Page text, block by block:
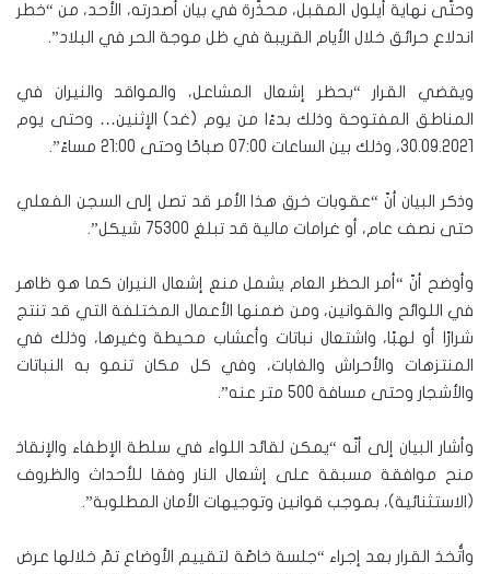
وحتّى نهاية أيلول المقبل، محذّرة في بيان أصدرته، الأحد، من “خطر
اندلاع حرائق خلال الأيام القريبة في ظل موجة الحر في البلاد”.
ويقضي القرار “بحظر إشعال المشاعل، والمواقد والنيران في
المناطق المفتوحة وذلك بدءًا من يوم (غد) الإثنين… وحتى يوم
30.09.2021، وذلك بين الساعات 07:00 صباحًا وحتى 21:00 مساءً”.
وذكر البيان أنّ “عقوبات خرق هذا الأمر قد تصل إلى السجن الفعلي
حتى نصف عام، أو غرامات مالية قد تبلغ 75300 شيكل”.
وأوضح أنّ “أمر الحظر العام يشمل منع إشعال النيران كما هو ظاهر
في اللوائح والقوانين، ومن ضمنها الأعمال المختلفة التي قد تنتج
شرارًا أو لهبًا، واشتعال نباتات وأعشاب محيطة وغيرها، وذلك في
المنتزهات والأحراش والغابات، وفي كل مكان تنمو به النباتات
والأشجار وحتى مسافة 500 متر عنه”.
وأشار البيان إلى أنّه “يمكن لقائد اللواء في سلطة الإطفاء والإنقاذ
منح موافقة مسبقة على إشعال النار وفقا للأحداث والظروف
(الاستثنائية)، بموجب قوانين وتوجيهات الأمان المطلوبة”.
واتُّخذ القرار بعد إجراء “جلسة خاصّة لتقييم الأوضاع تمّ خلالها عرض